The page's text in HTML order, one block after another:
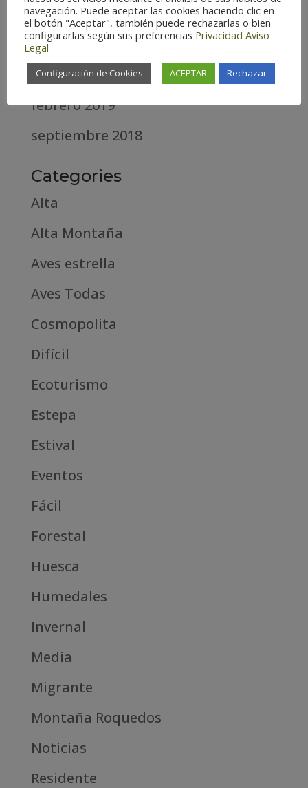
diciembre 2020
abril 2020
marzo 2020
febrero 2019
septiembre 2018
Categories
Alta
Alta Montaña
Aves estrella
Aves Todas
Cosmopolita
Difícil
Ecoturismo
Estepa
Estival
Eventos
Fácil
Forestal
Huesca
Humedales
Invernal
Media
Migrante
Montaña Roquedos
Noticias
Residente
navegación. Puede aceptar las cookies haciendo clic en
el botón "Aceptar", también puede rechazarlas o bien
configurarlas según sus preferencias Privacidad Aviso
Legal
Configuración de Cookies ACEPTAR Rechazar